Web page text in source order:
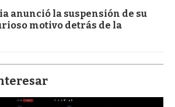
anunció la suspensión de su
motivo detrás de la